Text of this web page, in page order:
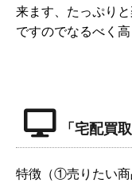
来ます、たっぷり
ですのでなるべく高
「宅配買
特徴（①売りたい